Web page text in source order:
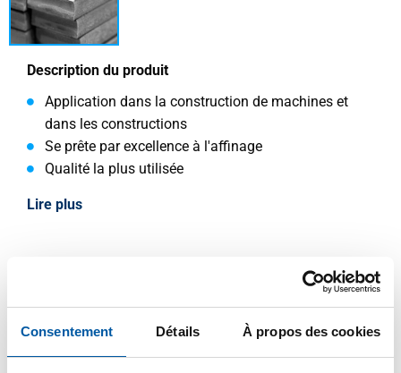
Consentement Détails À propos des cookies
Description du produit
Application dans la construction de machines et
dans les constructions
Se prête par excellence à l'affinage
Qualité la plus utilisée
Lire plus
Ce produit ne peut être commandé en ligne, pour
plus d'information, veuillez contacter notre service
client.